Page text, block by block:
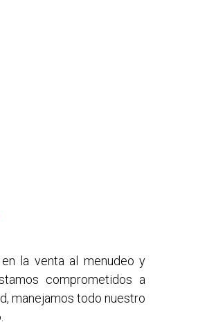
la venta al menudeo y
comprometidos a
manejamos todo nuestro